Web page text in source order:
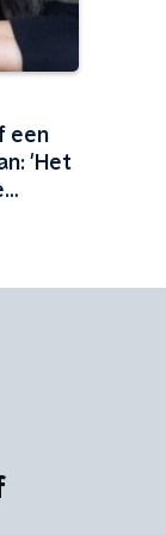
een
'Het